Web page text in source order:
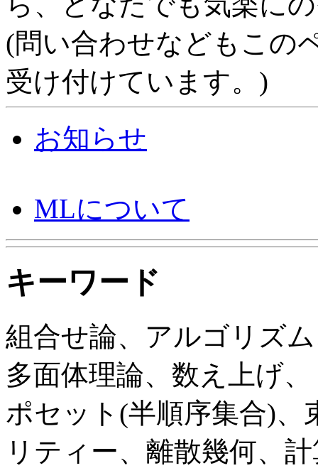
(問い合わせなどもこの
受け付けています。)
お知らせ
MLについて
キーワード
組合せ論、アルゴリズ
多面体理論、数え上げ、
ポセット(半順序集合)、
リティー、離散幾何、